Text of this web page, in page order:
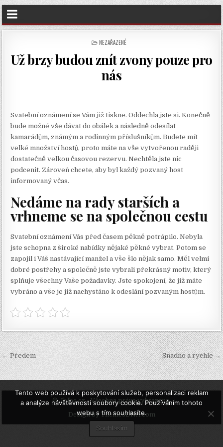
POSTED
NEZAŘAZENÉ
Už brzy budou znít zvony pouze pro
nás
Svatební oznámeníse Vám již tiskne. Oddechla jste si. Konečně
bude možné vše dávat do obálek a následně odesílat
kamarádům, známým a rodinným příslušníkům. Budete mít
velké množství hostů, proto máte na vše vytvořenou raději
dostatečně velkou časovou rezervu. Nechtěla jste nic
podcenit. Zároveň chcete, aby byl každý pozvaný host
informovaný včas.
Nedáme na rady starších a
vrhneme se na společnou cestu
Svatební oznámení Vás před časem pěkně potrápilo. Nebyla
jste schopna z široké nabídky nějaké pěkné vybrat. Potom se
zapojil i Váš nastávající manžel a vše šlo nějak samo. Měl velmi
dobré postřehy a společně jste vybrali překrásný motiv, který
splňuje všechny Vaše požadavky. Jste spokojení, že již máte
vybráno a vše je již nachystáno k odeslání pozvaným hostům.
Navigace
pro
příspěvek
← Předem Snadno a rychle →
© Jblbc.cz - Všechna práva vyhrazena.
Design by ThemesDNA.com
Tento web používá k poskytování služeb, personalizaci reklam
a analýze návštěvnosti soubory cookie. Používáním tohoto
webu s tím souhlasíte.
Souhlasím